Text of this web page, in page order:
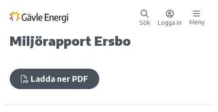
Sök Logga in Meny
Miljörapport Ersbo
Ladda ner PDF